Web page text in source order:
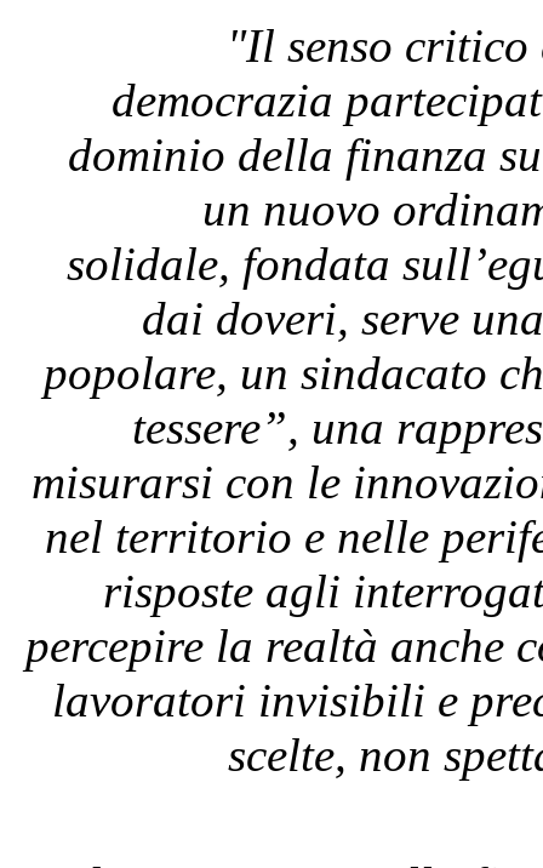
"Il senso
democrazia
dominio della finanza
un nuovo
solidale, fondata
dai doveri, serve
popolare, un sindacato
tessere”, una
misurarsi con le
nel territorio e nelle
risposte agli
percepire la realtà anche
lavoratori invisibili e
scelte, non